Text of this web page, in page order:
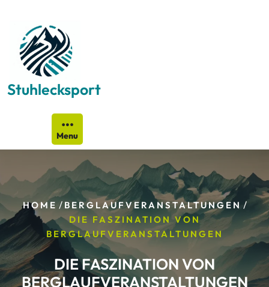
content
Stuhlecksport
Menu
HOME / BERGLAUFVERANSTALTUNGEN /
DIE FASZINATION VON
BERGLAUFVERANSTALTUNGEN
DIE FASZINATION VON
BERGLAUFVERANSTALTUNGEN